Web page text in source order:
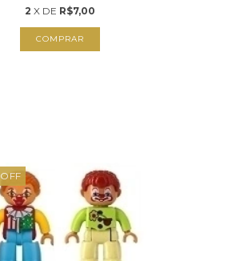
2 X DE R$7,00
COMPRAR
OFF